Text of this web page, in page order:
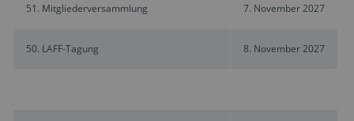
51. Mitgliederversammlung 7. November 2027
50. LAFF-Tagung 8. November 2027